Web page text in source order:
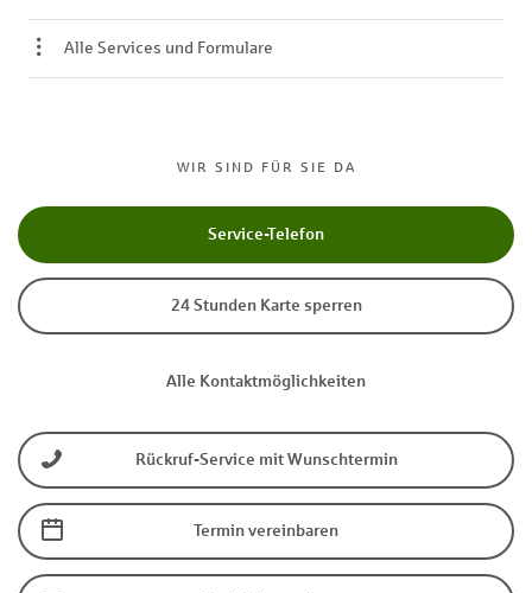
WIR SIND FÜR SIE DA
Service-Telefon
24 Stunden Karte sperren
Alle Kontaktmöglichkeiten
Rückruf-Service mit Wunschtermin
Termin vereinbaren
Alle Services und Formulare